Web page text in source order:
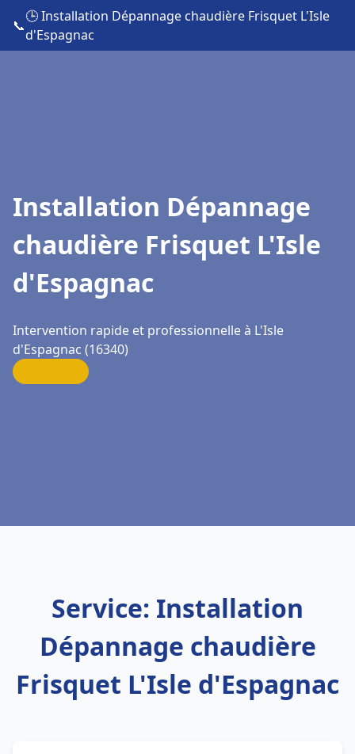
📞
🕒 Installation Dépannage chaudière Frisquet L'Isle
d'Espagnac
Installation Dépannage
chaudière Frisquet L'Isle
d'Espagnac
Intervention rapide et professionnelle à L'Isle
d'Espagnac (16340)
Service: Installation
Dépannage chaudière
Frisquet L'Isle d'Espagnac